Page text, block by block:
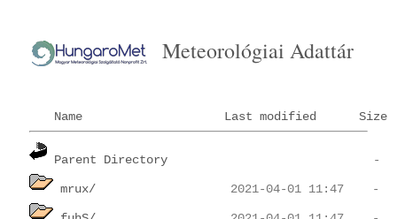
Meteorológiai Adattár
Name Last modified Size
Parent Directory
mrux/